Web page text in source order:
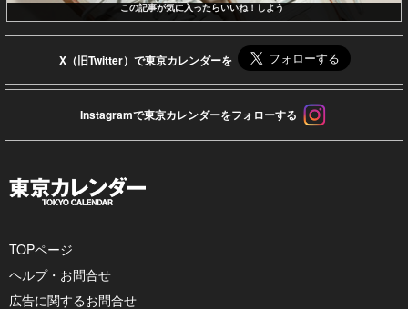
この記事が気に入ったらいいね！しよう
X（旧Twitter）で東京カレンダーを
Instagramで東京カレンダーをフォローする
TOPページ
ヘルプ・お問合せ
広告に関するお問合せ